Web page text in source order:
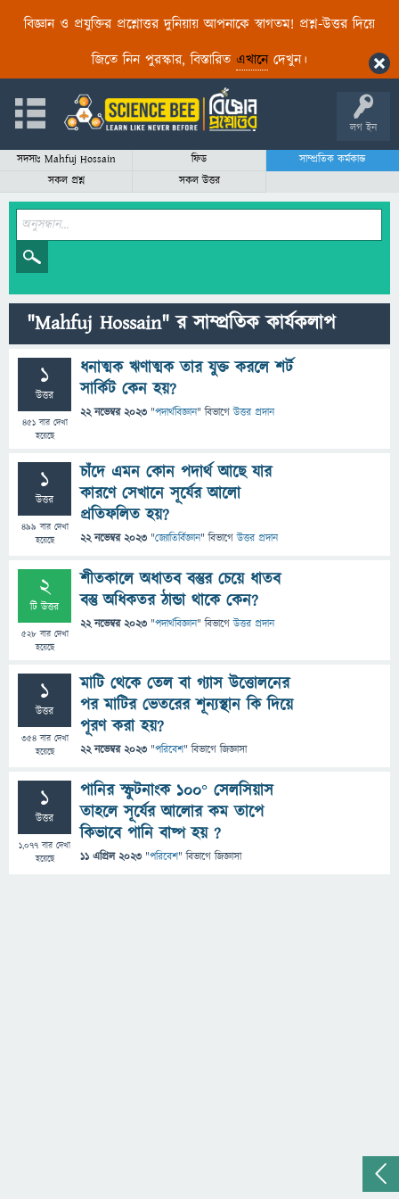
বিজ্ঞান ও প্রযুক্তির প্রশ্নোত্তর দুনিয়ায় আপনাকে স্বাগতম! প্রশ্ন-উত্তর দিয়ে
জিতে নিন পুরস্কার, বিস্তারিত এখানেদেখুন।
লগ ইন
সদস্যঃ Mahfuj Hossain ফিড
সাম্প্রতিক কর্মকান্ড
সকল প্রশ্ন
সকল উত্তর
"Mahfuj Hossain" র সাম্প্রতিক কার্যকলাপ
1
উত্তর
451বার দেখা
হয়েছে
ধনাত্মক ঋণাত্মক তার যুক্ত করলে শর্ট
সার্কিট কেন হয়?
22 নভেম্বর 2023 "পদার্থবিজ্ঞান" বিভাগে উত্তর প্রদান
1
উত্তর
499 বার দেখা
হয়েছে
চাঁদে এমন কোন পদার্থ আছে যার
কারণে সেখানে সূর্যের আলো
প্রতিফলিত হয়?
22 নভেম্বর 2023 "জ্যোতির্বিজ্ঞান" বিভাগে উত্তর প্রদান
2
টি উত্তর
528বার দেখা
হয়েছে
শীতকালে অধাতব বস্তুর চেয়ে ধাতব
বস্তু অধিকতর ঠান্ডা থাকে কেন?
22 নভেম্বর 2023 "পদার্থবিজ্ঞান" বিভাগে উত্তর প্রদান
1
উত্তর
354বার দেখা
হয়েছে
মাটি থেকে তেল বা গ্যাস উত্তোলনের
পর মাটির ভেতরের শূন্যস্থান কি দিয়ে
পূরণ করা হয়?
22 নভেম্বর 2023 "পরিবেশ" বিভাগে জিজ্ঞাসা
1
উত্তর
1,077 বার দেখা
হয়েছে
পানির স্ফুটনাংক ১০০° সেলসিয়াস
তাহলে সূর্যের আলোর কম তাপে
কিভাবে পানি বাষ্প হয় ?
11 এপ্রিল 2023 "পরিবেশ" বিভাগে জিজ্ঞাসা